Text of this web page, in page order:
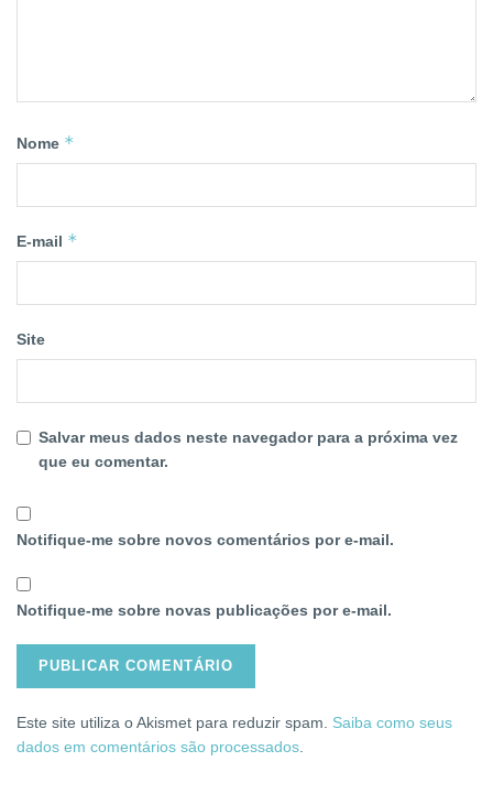
Nome *
E-mail *
Site
Salvar meus dados neste navegador para a próxima vez
que eu comentar.
Notifique-me sobre novos comentários por e-mail.
Notifique-me sobre novas publicações por e-mail.
Este site utiliza o Akismet para reduzir spam. Saiba como seus
dados em comentários são processados.